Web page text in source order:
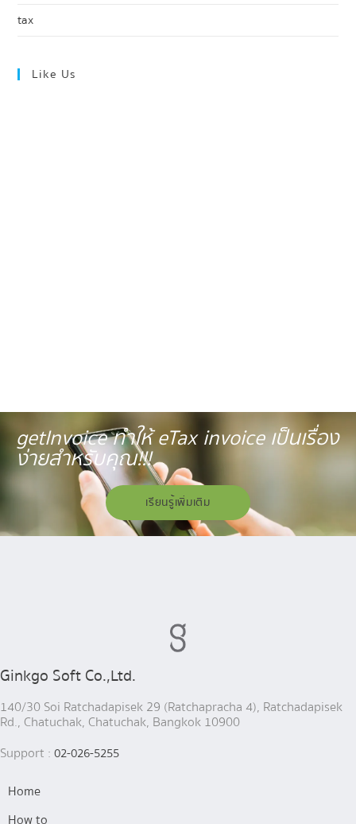
tax
Like Us
getInvoice ทำให้ eTax invoice เป็นเรื่อง
ง่ายสำหรับคุณ!!!
เรียนรู้เพิ่มเติม
Ginkgo Soft Co.,Ltd.
140/30 Soi Ratchadapisek 29 (Ratchapracha 4), Ratchadapisek
Rd., Chatuchak, Chatuchak, Bangkok 10900
Support : 02-026-5255
Home
How to